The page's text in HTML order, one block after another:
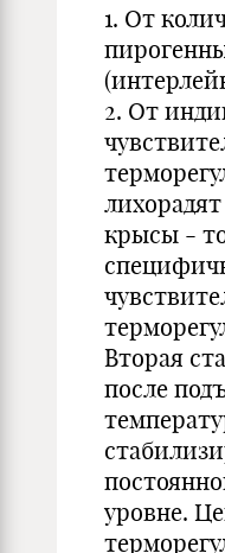
1. От
2. От
крысы -
Вторая
после
уровне.